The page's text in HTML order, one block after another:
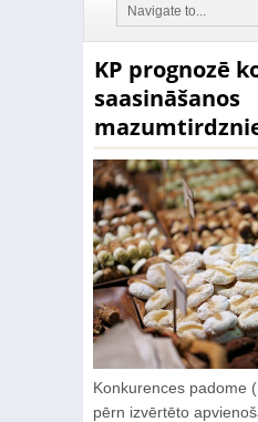
KP prognozē
saasināšanos
Konkurences padome
pērn izvērtēto